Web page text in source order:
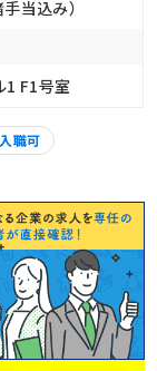
当込み）
F1号室
職可